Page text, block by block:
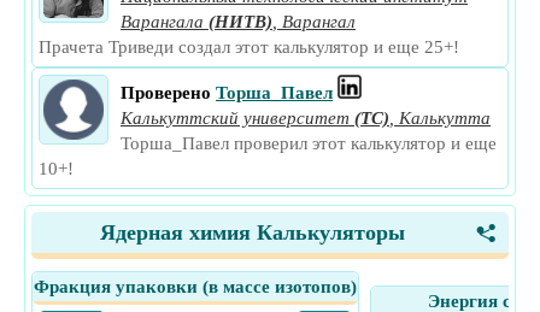
Варангала (НИТВ)
Варангал
Прачета Триведи создал этот калькулятор и еще 25+!
Проверено Торша_Павел
Калькуттский университет (ТС)
Калькутта
Торша_Павел проверил этот калькулятор и еще
10+!
<
Ядерная химия Калькуляторы
Фракция упаковки (в массе изотопов)
Энергия